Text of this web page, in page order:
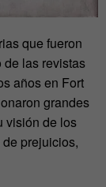
que fueron
de las revistas
años en Fort
grandes
visión de los
prejuicios,